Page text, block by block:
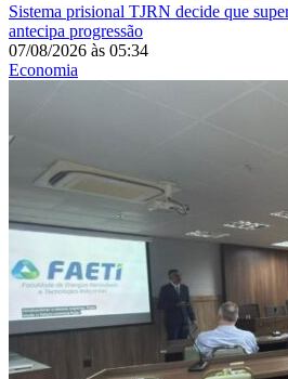
Sistema prisional TJRN decide que
antecipa progressão
07/08/2026 às 05:34
Economia